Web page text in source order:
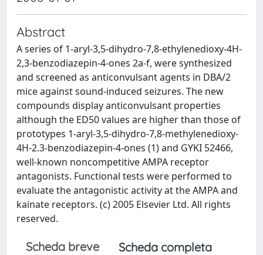
Abstract
A series of 1-aryl-3,5-dihydro-7,8-ethylenedioxy-4H-
2,3-benzodiazepin-4-ones 2a-f, were synthesized
and screened as anticonvulsant agents in DBA/2
mice against sound-induced seizures. The new
compounds display anticonvulsant properties
although the ED50 values are higher than those of
prototypes 1-aryl-3,5-dihydro-7,8-methylenedioxy-
4H-2.3-benzodiazepin-4-ones (1) and GYKI 52466,
well-known noncompetitive AMPA receptor
antagonists. Functional tests were performed to
evaluate the antagonistic activity at the AMPA and
kainate receptors. (c) 2005 Elsevier Ltd. All rights
reserved.
Scheda breve
Scheda completa